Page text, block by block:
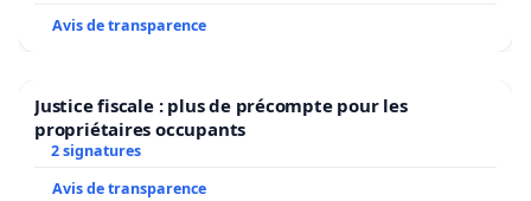
Avis de transparence
Justice fiscale : plus de précompte pour les
propriétaires occupants
2 signatures
Avis de transparence